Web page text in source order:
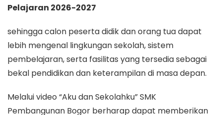
Pelajaran 2026-2027
sehingga calon peserta didik dan orang tua dapat
lebih mengenal lingkungan sekolah, sistem
pembelajaran, serta fasilitas yang tersedia sebagai
bekal pendidikan dan keterampilan di masa depan.
Melalui video “Aku dan Sekolahku” SMK
Pembangunan Bogor berharap dapat memberikan